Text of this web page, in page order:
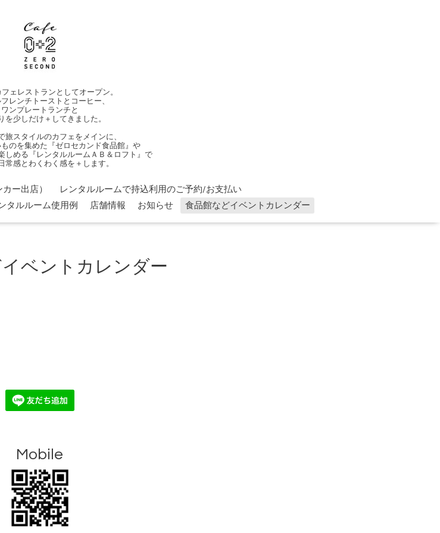
ェレストランとしてオープン。
レンチトーストとコーヒー、
ワンプレートランチと
を少しだけ＋してきました。
旅スタイルのカフェをメインに、
のを集めた『ゼロセカンド食品館』や
しめる『レンタルルームＡＢ＆ロフト』で
常感とわくわく感を＋します。
ー出店）
レンタルルームで持込利用のご予約/お支払い
タルルーム使用例 店舗情報 お知らせ 食品館などイベントカレンダー
ベントカレンダー
Mobile